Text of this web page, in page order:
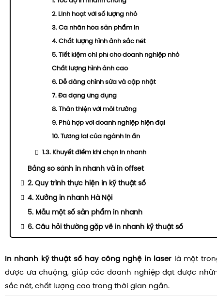
2. Linh hoạt với số lượng nhỏ
3. Cá nhân hóa sản phẩm in
4. Chất lượng hình ảnh sắc nét
5. Tiết kiệm chi phí cho doanh nghiệp nhỏ
Chất lượng hình ảnh cao
6. Dễ dàng chỉnh sửa và cập nhật
7. Đa dạng ứng dụng
8. Thân thiện với môi trường
9. Phù hợp với doanh nghiệp hiện đại
10. Tương lai của ngành in ấn
1.3. Khuyết điểm khi chọn in nhanh
Bảng so sánh in nhanh và in offset
2. Quy trình thực hiện in kỹ thuật số
4. Xưởng in nhanh Hà Nội
5. Mẫu một số sản phẩm in nhanh
6. Câu hỏi thường gặp về in nhanh kỹ thuật số
In nhanh kỹ thuật số hay công nghệ in laser là một
được ưa chuộng, giúp các doanh nghiệp đạt được
sắc nét, chất lượng cao trong thời gian ngắn.